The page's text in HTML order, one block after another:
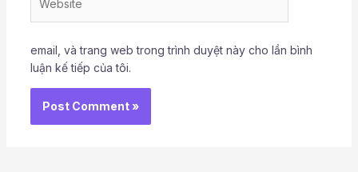
email, và trang web trong trình duyệt này cho lần bình
luận kế tiếp của tôi.